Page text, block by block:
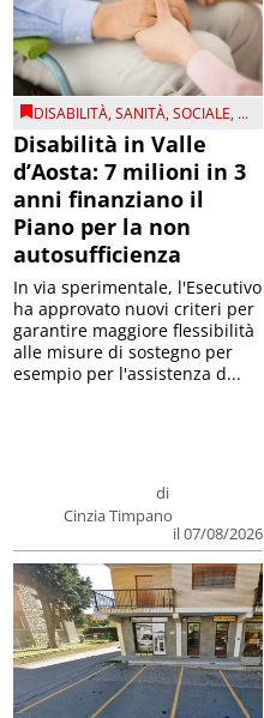
DISABILITÀ,SANITÀ,SOCIALE, ...
Disabilità in Valle
d’Aosta: 7 milioni in 3
anni finanziano il
Piano per la non
autosufficienza
di
Cinzia Timpano
il 07/08/2026
In via sperimentale, l'Esecutivo
ha approvato nuovi criteri per
garantire maggiore flessibilità
alle misure di sostegno per
esempio per l'assistenza d...